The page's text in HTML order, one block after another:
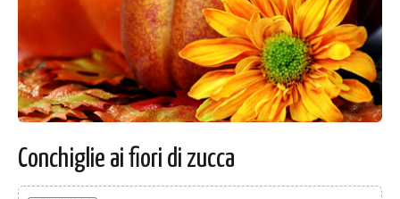
Conchiglie ai fiori di zucca